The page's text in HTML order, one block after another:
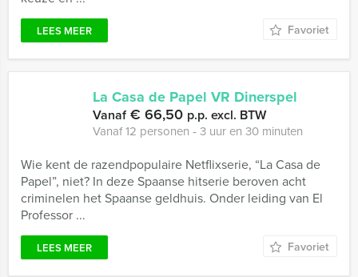
LEES MEER Favoriet
La Casa de Papel VR Dinerspel
Vanaf€ 66,50 p.p. excl. BTW
Vanaf 12 personen ‐ 3 uur en 30 minuten
Wie kent de razendpopulaire Netflixserie, “La Casa de
Papel”, niet? In deze Spaanse hitserie beroven acht
criminelen het Spaanse geldhuis. Onder leiding van El
Professor ...
LEES MEER Favoriet